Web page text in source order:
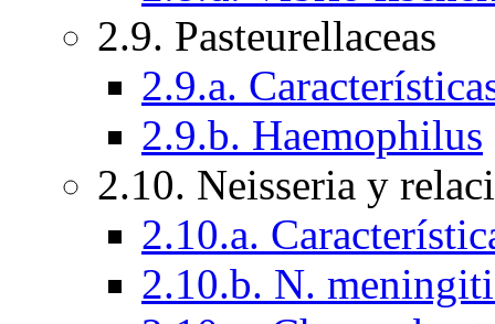
2.9. Pasteurellaceas
2.9.a.
2.9.b. Haemophilus
2.10. Neisseria y
2.10.a.
2.10.b. N.